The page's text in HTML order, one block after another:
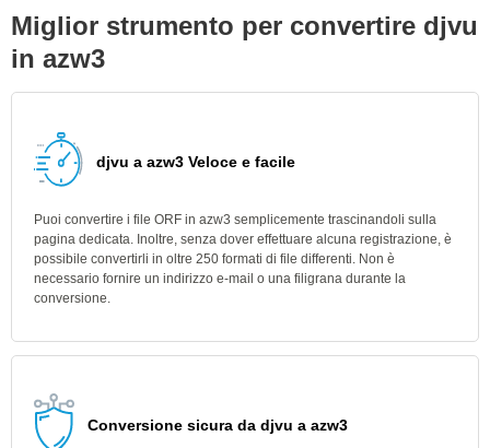
Miglior strumento per convertire djvu
in azw3
djvu a azw3 Veloce e facile
Puoi convertire i file ORF in azw3 semplicemente trascinandoli sulla
pagina dedicata. Inoltre, senza dover effettuare alcuna registrazione, è
possibile convertirli in oltre 250 formati di file differenti. Non è
necessario fornire un indirizzo e-mail o una filigrana durante la
conversione.
Conversione sicura da djvu a azw3